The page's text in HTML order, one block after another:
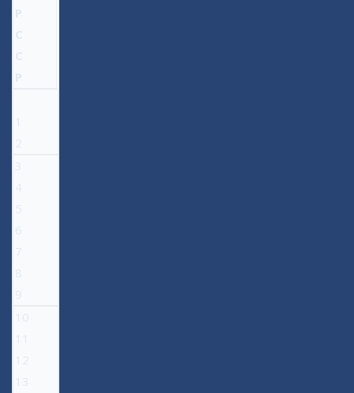
P
C
C
P
1
2
3
4
5
6
7
8
9
10
11
12
13